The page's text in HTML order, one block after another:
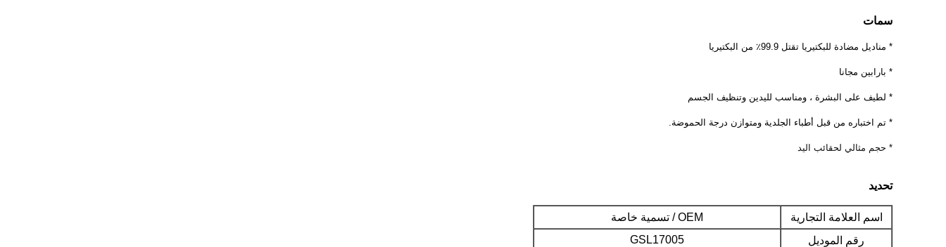
سمات
* مناديل مضادة للبكتيريا تقتل 99.9٪ من البكتيريا
* بارابين مجانا
* لطيف على البشرة ، ومناسب لليدين وتنظيف الجسم
* تم اختباره من قبل أطباء الجلدية ومتوازن درجة الحموضة.
* حجم مثالي لحقائب اليد
تحديد
اسم العلامة التجارية
OEM / تسمية خاصة
رقم الموديل
GSL17005